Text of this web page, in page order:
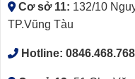
Cơ sở 11: 132/10
TP.Vũng Tàu
Hotline: 0846.468.768